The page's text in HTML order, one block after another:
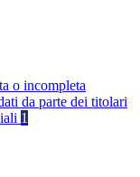
o incompleta
da parte dei titolari
1